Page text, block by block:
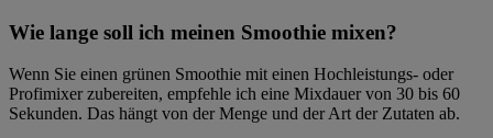
Wie lange soll ich meinen Smoothie mixen?
Wenn Sie einen grünen Smoothie mit einen Hochleistungs- oder
Profimixer zubereiten, empfehle ich eine Mixdauer von 30 bis 60
Sekunden. Das hängt von der Menge und der Art der Zutaten ab.